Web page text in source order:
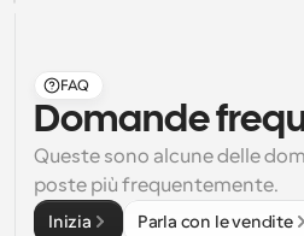
FAQ
Domande
Queste sono alcune delle
poste più frequentemente.
Inizia Parla con le vendite